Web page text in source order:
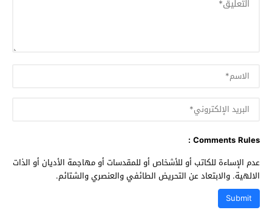
Comments Rules :
عدم الإساءة للكاتب أو للأشخاص أو للمقدسات أو مهاجمة الأديان أو الذات
الالهية. والابتعاد عن التحريض الطائفي والعنصري والشتائم.